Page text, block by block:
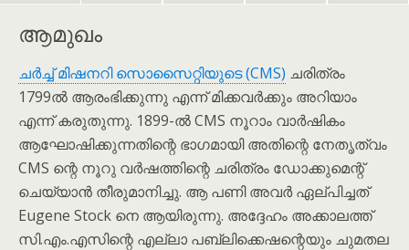
ആമുഖം
ചർച്ച് മിഷനറി സൊസൈറ്റിയുടെ (CMS) ചരിത്രം
1799ൽ ആരംഭിക്കുന്നു എന്ന് മിക്കവർക്കും അറിയാം
എന്ന് കരുതുന്നു. 1899-ൽ CMS നൂറാം വാർഷികം
ആഘോഷിക്കുന്നതിന്റെ ഭാഗമായി അതിന്റെ നേതൃത്വം
CMS ന്റെ നൂറു വർഷത്തിന്റെ ചരിത്രം ഡോക്കുമെന്റ്
ചെയ്യാൻ തീരുമാനിച്ചു. ആ പണി അവർ ഏല്പിച്ചത്
Eugene Stock നെ ആയിരുന്നു. അദ്ദേഹം അക്കാലത്ത്
സി.എം.എസിന്റെ എല്ലാ പബ്ലിക്കെഷന്റെയും ചുമതല